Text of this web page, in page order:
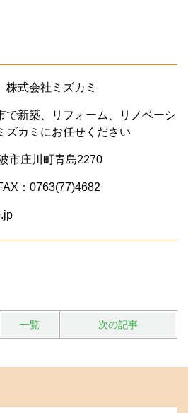
式会社ミズカミ
で新築、リフォーム、リノベーシ
ズカミにお任せください
市庄川町青島2270
：0763(77)4682
一覧 次の記事